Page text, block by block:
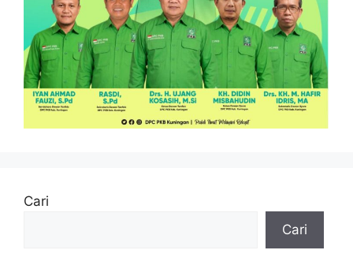
Cari
Cari